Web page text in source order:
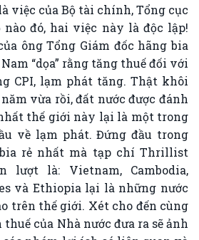
việc của Bộ tài chính, Tổng cục
nào đó, hai việc này là độc lập!
ông Tổng Giám đốc hãng bia
“dọa” rằng tăng thuế đối với
CPI, lạm phát tăng. Thật khôi
vừa rồi, đất nước được đánh
thế giới này lại là một trong
về lạm phát. Đứng đầu trong
rẻ nhất mà tạp chí Thrillist
lượt là: Vietnam, Cambodia,
và Ethiopia lại là những nước
trên thế giới. Xét cho đến cùng
của Nhà nước đưa ra sẽ ảnh